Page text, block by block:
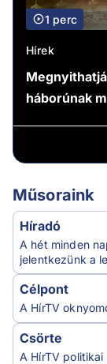
1 perc
Hírek
háborúnak
Műsoraink
Híradó
A hét minden
jelentkezünk a
Célpont
A HírTV
Csörte
A HírTV politikai